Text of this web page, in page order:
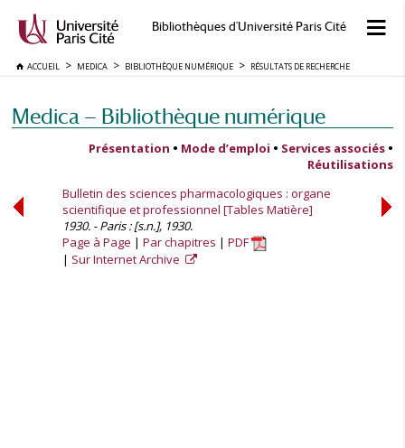
Bibliothèques d'Université Paris Cité
ACCUEIL MEDICA BIBLIOTHÈQUE NUMÉRIQUE RÉSULTATS DE RECHERCHE
Medica — Bibliothèque numérique
Présentation • Mode d’emploi • Services associés •
Réutilisations
Bulletin des sciences pharmacologiques : organe
scientifique et professionnel [Tables Matière]
1930. - Paris : [s.n.], 1930.
Page à Page
Par chapitres
PDF
Sur Internet Archive